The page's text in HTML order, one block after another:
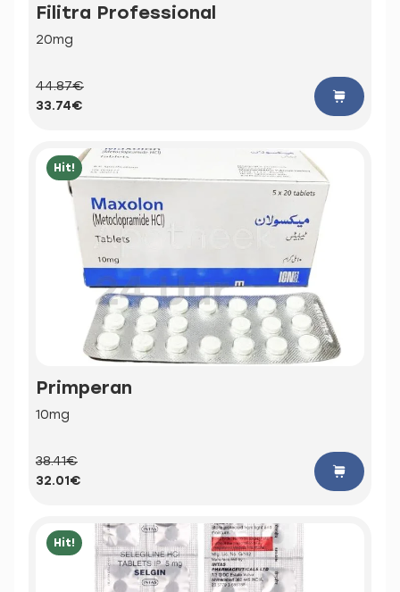
Filitra Professional
20mg
44.87€
33.74€
Hit!
Primperan
10mg
38.41€
32.01€
Hit!